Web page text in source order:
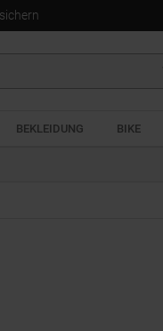
BEKLEIDUNG BIKE